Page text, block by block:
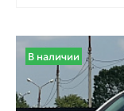
В наличии